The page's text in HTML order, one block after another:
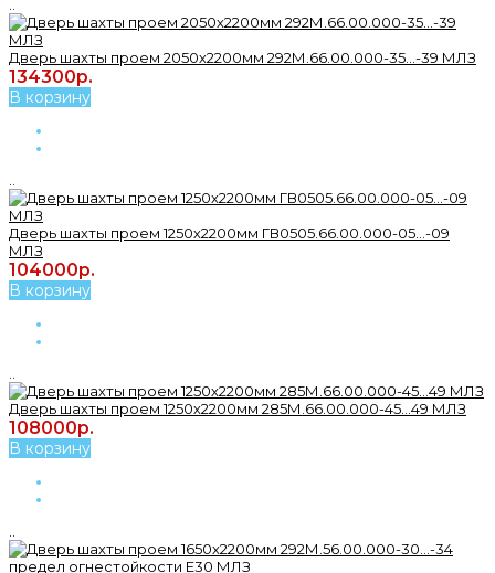
Дверь шахты проем 2050х2200мм 292М.66.00.000-35...-39 МЛЗ
134300р.
В корзину
Дверь шахты проем 1250х2200мм ГВ0505.66.00.000-05...-09
МЛЗ
104000р.
В корзину
Дверь шахты проем 1250х2200мм 285М.66.00.000-45...49 МЛЗ
108000р.
В корзину